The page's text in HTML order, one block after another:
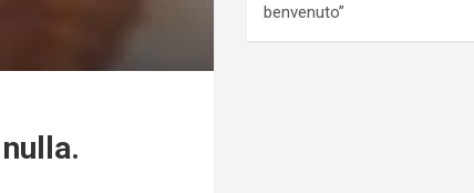
benvenuto”